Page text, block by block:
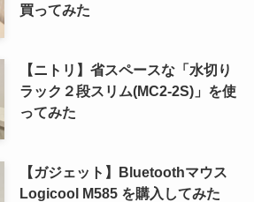
買ってみた
【ニトリ】省スペースな「水切り
ラック２段スリム(MC2-2S)」を使
ってみた
【ガジェット】Bluetoothマウス
Logicool M585 を購入してみた